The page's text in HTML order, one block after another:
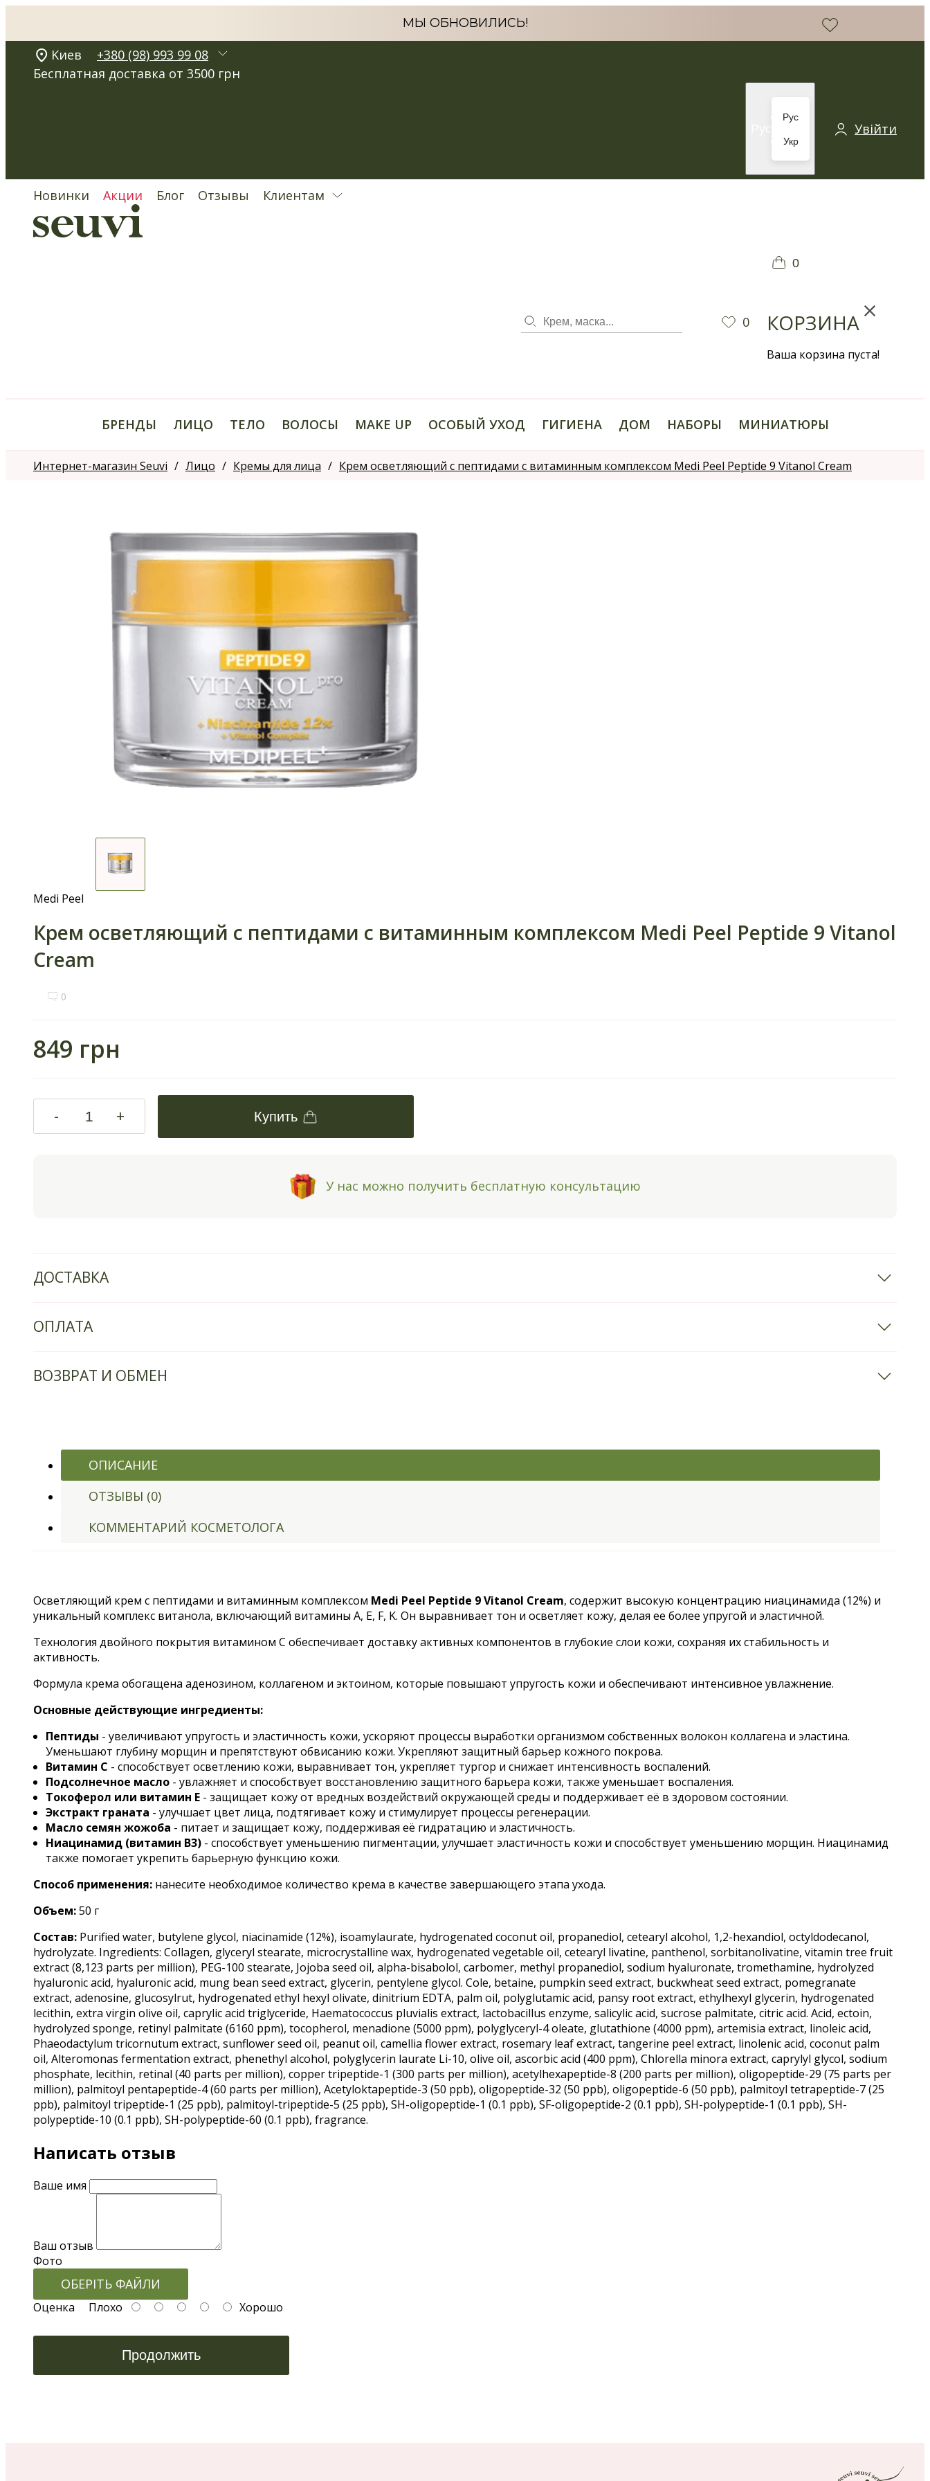
МЫ ОБНОВИЛИСЬ!
Kиев
+380 (98) 993 99 08
Бесплатная доставка от 3500 грн
Рус
Укр
Увійти
Новинки Акции Блог Отзывы Клиентам
0
0
КОРЗИНА
Ваша корзина пуста!
БРЕНДЫ ЛИЦО ТЕЛО ВОЛОСЫ MAKE UP ОСОБЫЙ УХОД ГИГИЕНА ДОМ НАБОРЫ МИНИАТЮРЫ
Интернет-магазин Seuvi Лицо Кремы для лица Крем осветляющий с пептидами с витаминным комплексом Medi Peel Peptide 9 Vitanol Cream
Medi Peel
Крем осветляющий с пептидами с витаминным комплексом Medi Peel Peptide 9 Vitanol
Cream
0
849 грн
- + Купить
У нас можно получить бесплатную консультацию
ДОСТАВКА
ОПЛАТА
ВОЗВРАТ И ОБМЕН
ОПИСАНИЕ
ОТЗЫВЫ (0)
КОММЕНТАРИЙ КОСМЕТОЛОГА
Осветляющий крем с пептидами и витаминным комплексом Medi Peel Peptide 9 Vitanol Cream, содержит высокую концентрацию ниацинамида (12%) и
уникальный комплекс витанола, включающий витамины A, E, F, K. Он выравнивает тон и осветляет кожу, делая ее более упругой и эластичной.
Технология двойного покрытия витамином С обеспечивает доставку активных компонентов в глубокие слои кожи, сохраняя их стабильность и
активность.
Формула крема обогащена аденозином, коллагеном и эктоином, которые повышают упругость кожи и обеспечивают интенсивное увлажнение.
Основные действующие ингредиенты:
Пептиды - увеличивают упругость и эластичность кожи, ускоряют процессы выработки организмом собственных волокон коллагена и эластина.
Уменьшают глубину морщин и препятствуют обвисанию кожи. Укрепляют защитный барьер кожного покрова.
Витамин С - способствует осветлению кожи, выравнивает тон, укрепляет тургор и снижает интенсивность воспалений.
Подсолнечное масло - увлажняет и способствует восстановлению защитного барьера кожи, также уменьшает воспаления.
Токоферол или витамин E - защищает кожу от вредных воздействий окружающей среды и поддерживает её в здоровом состоянии.
Экстракт граната - улучшает цвет лица, подтягивает кожу и стимулирует процессы регенерации.
Масло семян жожоба - питает и защищает кожу, поддерживая её гидратацию и эластичность.
Ниацинамид (витамин B3) - способствует уменьшению пигментации, улучшает эластичность кожи и способствует уменьшению морщин. Ниацинамид
также помогает укрепить барьерную функцию кожи.
Способ применения: нанесите необходимое количество крема в качестве завершающего этапа ухода.
Объем:50 г
Состав: Purified water, butylene glycol, niacinamide (12%), isoamylaurate, hydrogenated coconut oil, propanediol, cetearyl alcohol, 1,2-hexandiol, octyldodecanol,
hydrolyzate. Ingredients: Collagen, glyceryl stearate, microcrystalline wax, hydrogenated vegetable oil, cetearyl livatine, panthenol, sorbitanolivatine, vitamin tree fruit
extract (8,123 parts per million), PEG-100 stearate, Jojoba seed oil, alpha-bisabolol, carbomer, methyl propanediol, sodium hyaluronate, tromethamine, hydrolyzed
hyaluronic acid, hyaluronic acid, mung bean seed extract, glycerin, pentylene glycol. Cole, betaine, pumpkin seed extract, buckwheat seed extract, pomegranate
extract, adenosine, glucosylrut, hydrogenated ethyl hexyl olivate, dinitrium EDTA, palm oil, polyglutamic acid, pansy root extract, ethylhexyl glycerin, hydrogenated
lecithin, extra virgin olive oil, caprylic acid triglyceride, Haematococcus pluvialis extract, lactobacillus enzyme, salicylic acid, sucrose palmitate, citric acid. Acid, ectoin,
hydrolyzed sponge, retinyl palmitate (6160 ppm), tocopherol, menadione (5000 ppm), polyglyceryl-4 oleate, glutathione (4000 ppm), artemisia extract, linoleic acid,
Phaeodactylum tricornutum extract, sunflower seed oil, peanut oil, camellia flower extract, rosemary leaf extract, tangerine peel extract, linolenic acid, coconut palm
oil, Alteromonas fermentation extract, phenethyl alcohol, polyglycerin laurate Li-10, olive oil, ascorbic acid (400 ppm), Chlorella minora extract, caprylyl glycol, sodium
phosphate, lecithin, retinal (40 parts per million), copper tripeptide-1 (300 parts per million), acetylhexapeptide-8 (200 parts per million), oligopeptide-29 (75 parts per
million), palmitoyl pentapeptide-4 (60 parts per million), Acetyloktapeptide-3 (50 ppb), oligopeptide-32 (50 ppb), oligopeptide-6 (50 ppb), palmitoyl tetrapeptide-7 (25
ppb), palmitoyl tripeptide-1 (25 ppb), palmitoyl-tripeptide-5 (25 ppb), SH-oligopeptide-1 (0.1 ppb), SF-oligopeptide-2 (0.1 ppb), SH-polypeptide-1 (0.1 ppb), SH-
polypeptide-10 (0.1 ppb), SH-polypeptide-60 (0.1 ppb), fragrance.
Написать отзыв
Ваше имя
Ваш отзыв
Фото
ОБЕРІТЬ ФАЙЛИ
Оценка Плохо Хорошо
Продолжить